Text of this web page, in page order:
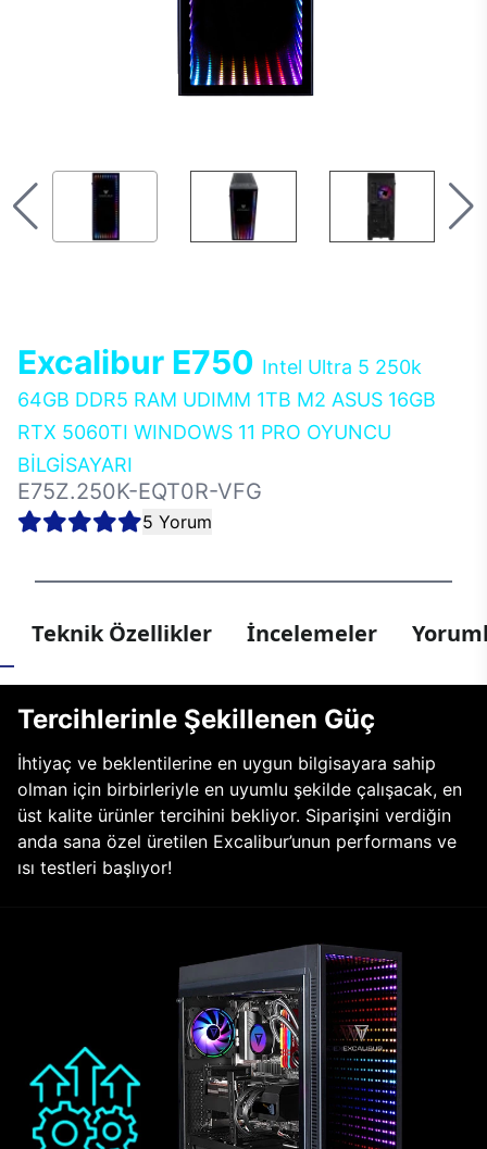
Excalibur E750 Intel Ultra 5 250k
64GB DDR5 RAM UDIMM 1TB M2 ASUS 16GB
RTX 5060TI WINDOWS 11 PRO OYUNCU
BİLGİSAYARI
E75Z.250K-EQT0R-VFG
5 Yorum
Teknik Özellikler İncelemeler
Tercihlerinle Şekillenen Güç
İhtiyaç ve beklentilerine en uygun bilgisayara sahip
olman için birbirleriyle en uyumlu şekilde çalışacak, en
üst kalite ürünler tercihini bekliyor. Siparişini verdiğin
anda sana özel üretilen Excalibur’unun performans ve
ısı testleri başlıyor!